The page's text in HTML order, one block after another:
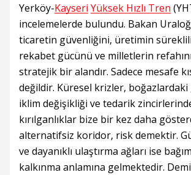
Yerköy-Kayseri Yüksek Hızlı Tren
incelemelerde bulundu. Bakan
ticaretin güvenliğini, üretimin
rekabet gücünü ve milletlerin
stratejik bir alandır. Sadece mesafe
değildir. Küresel krizler,
iklim değişikliği ve tedarik
kırılganlıklar bize bir kez daha
alternatifsiz koridor, risk demektir.
ve dayanıklı ulaştırma ağları ise
kalkınma anlamına gelmektedir.